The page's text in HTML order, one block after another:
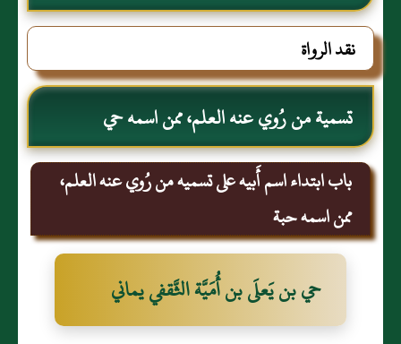
نقد الرواة
تسمية من رُوي عنه العلم، ممن اسمه حي
باب ابتداء اسم أَبيه على تسميه من رُوي عنه العلم،
ممن اسمه حبة
حي بن يَعلَى بن أُمَيَّة الثَّقفي يماني